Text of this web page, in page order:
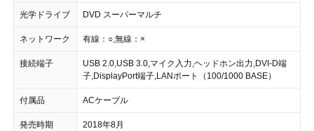
光学ドライブ DVD スーパーマルチ
ネットワーク 有線：○,無線：×
接続端子
USB 2.0,USB 3.0,マイク入力,ヘッドホン出力,DVI-D端
子,DisplayPort端子,LANポート（100/1000 BASE）
付属品 ACケーブル
発売時期 2018年8月